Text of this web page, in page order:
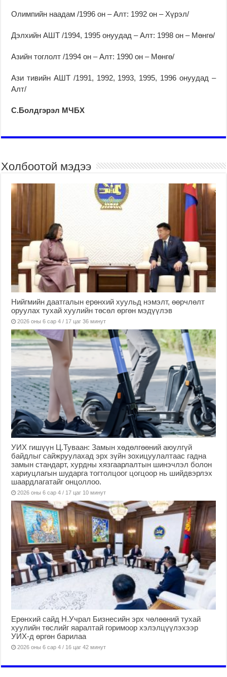
Олимпийн наадам /1996 он – Алт: 1992 он – Хүрэл/
Дэлхийн АШТ /1994, 1995 онуудад – Алт: 1998 он – Мөнгө/
Азийн тоглолт /1994 он – Алт: 1990 он – Мөнгө/
Ази тивийн АШТ /1991, 1992, 1993, 1995, 1996 онуудад –
Алт/
С.Болдгэрэл МЧБХ
Холбоотой мэдээ
Нийгмийн даатгалын ерөнхий хуульд нэмэлт, өөрчлөлт
оруулах тухай хуулийн төсөл өргөн мэдүүлэв
2026 оны 6 сар 4 / 17 цаг 36 минут
УИХ гишүүн Ц.Туваан: Замын хөдөлгөөний аюулгүй
байдлыг сайжруулахад эрх зүйн зохицуулалтаас гадна
замын стандарт, хурдны хязгаарлалтын шинэчлэл болон
хариуцлагын шударга тогтолцоог цогцоор нь шийдвэрлэх
шаардлагатайг онцоллоо.
2026 оны 6 сар 4 / 17 цаг 10 минут
Ерөнхий сайд Н.Учрал Бизнесийн эрх чөлөөний тухай
хуулийн төслийг яаралтай горимоор хэлэлцүүлэхээр
УИХ-д өргөн барилаа
2026 оны 6 сар 4 / 16 цаг 42 минут